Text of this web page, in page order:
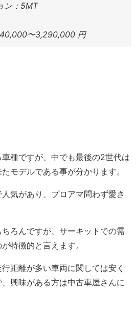
ン：5MT
〜3,290,000 円
種ですが、中でも最後の2世代は
モデルである事が分かります。
気があり、プロアマ問わず愛さ
ろんですが、サーキットでの需
特徴的と言えます。
距離が多い車両に関しては安く
興味がある方は中古車屋さんに